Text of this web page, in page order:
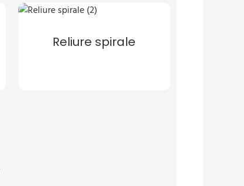
Reliure spirale